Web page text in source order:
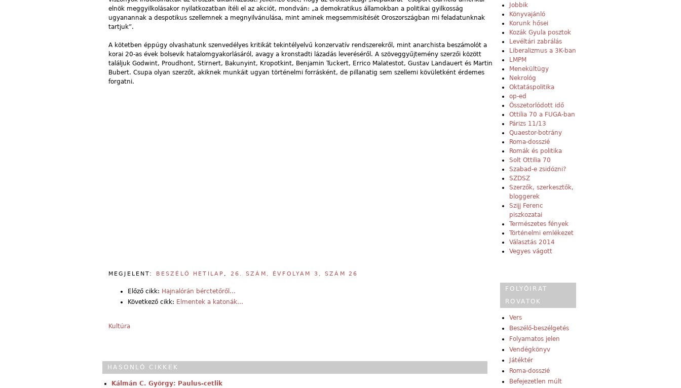
elnök meggyilkolásakor nyilatkozatban ítéli el az akciót, mondván: „a demokratikus államokban a politikai gyilkosság
ugyanannak a despotikus szellemnek a megnyilvánulása, mint aminek megsemmisítését Oroszországban mi feladatunknak
tartjuk”.
A kötetben éppúgy olvashatunk szenvedélyes kritikát tekintélyelvű konzervatív rendszerekről, mint anarchista beszámolót a
korai 20-as évek bolsevik hatalomgyakorlásáról, avagy a kronstadti lázadás leveréséről. A szöveggyűjtemény szerzői között
találjuk Godwint, Proudhont, Stirnert, Bakunyint, Kropotkint, Benjamin Tuckert, Errico Malatestot, Gustav Landauert és Martin
Bubert. Csupa olyan szerzőt, akiknek munkáit ugyan történelmi forrásként, de pillanatig sem szellemi kövületként érdemes
forgatni.
MEGJELENT: BESZÉLŐ HETILAP 26. SZÁM, ÉVFOLYAM 3, SZÁM 26
Előző cikk: Hajnalórán bérctetőről…
Következő cikk: Elmentek a katonák…
Kultúra
HASONLÓ CIKKEK
Kálmán C. György: Paulus-cetlik
Jobbik
Könyvajánló
Korunk hősei
Kozák Gyula posztok
Levéltári zabrálás
Liberalizmus a 3K-ban
LMPM
Menekültügy
Nekrológ
Oktatáspolitika
op-ed
Összetorlódott idő
Ottilia 70 a FUGA-ban
Párizs 11/13
Quaestor-botrány
Roma-dosszié
Romák és politika
Solt Ottilia 70
Szabad-e zsidózni?
SZDSZ
Szerzők, szerkesztők,
bloggerek
Szijj Ferenc
piszkozatai
Természetes fények
Történelmi emlékezet
Választás 2014
Vegyes vágott
FOLYÓIRAT
ROVATOK
Vers
Beszélő-beszélgetés
Folyamatos jelen
Vendégkönyv
Játéktér
Roma-dosszié
Befejezetlen múlt